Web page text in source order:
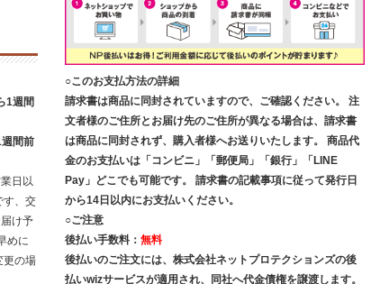
1週間
間前
日以
す、交
け予
めに
更の場
○このお支払方法の詳細
請求書は商品に同封されていますので、ご確認ください。 注
文者様のご住所とお届け先のご住所が異なる場合は、請求書
は商品に同封されず、購入者様へお送りいたします。 商品代
金のお支払いは「コンビニ」「郵便局」「銀行」「LINE
Pay」どこでも可能です。 請求書の記載事項に従って発行日
から14日以内にお支払いください。
○ご注意
後払い手数料： 無料
後払いのご注文には、株式会社ネットプロテクションズの後
払いwizサービスが適用され、同社へ代金債権を譲渡します。